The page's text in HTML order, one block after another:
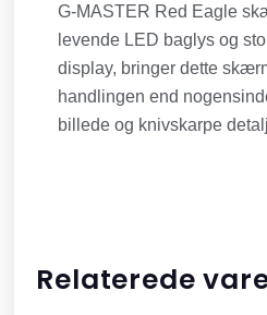
G-MASTER Red Eagle
levende LED baglys og
display, bringer dette
handlingen end
billede og knivskarpe
Relaterede